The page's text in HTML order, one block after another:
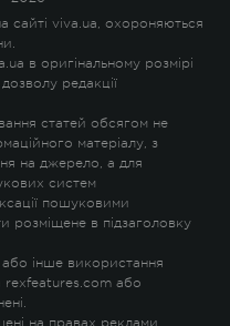
сайті viva.ua, охороняються
в оригінальному розмірі
редакції
статей обсягом не
матеріалу, з
на джерело, а для
систем
пошуковими
розміщене в підзаголовку
інше використання
rexfeatures.com або
на правах реклами.